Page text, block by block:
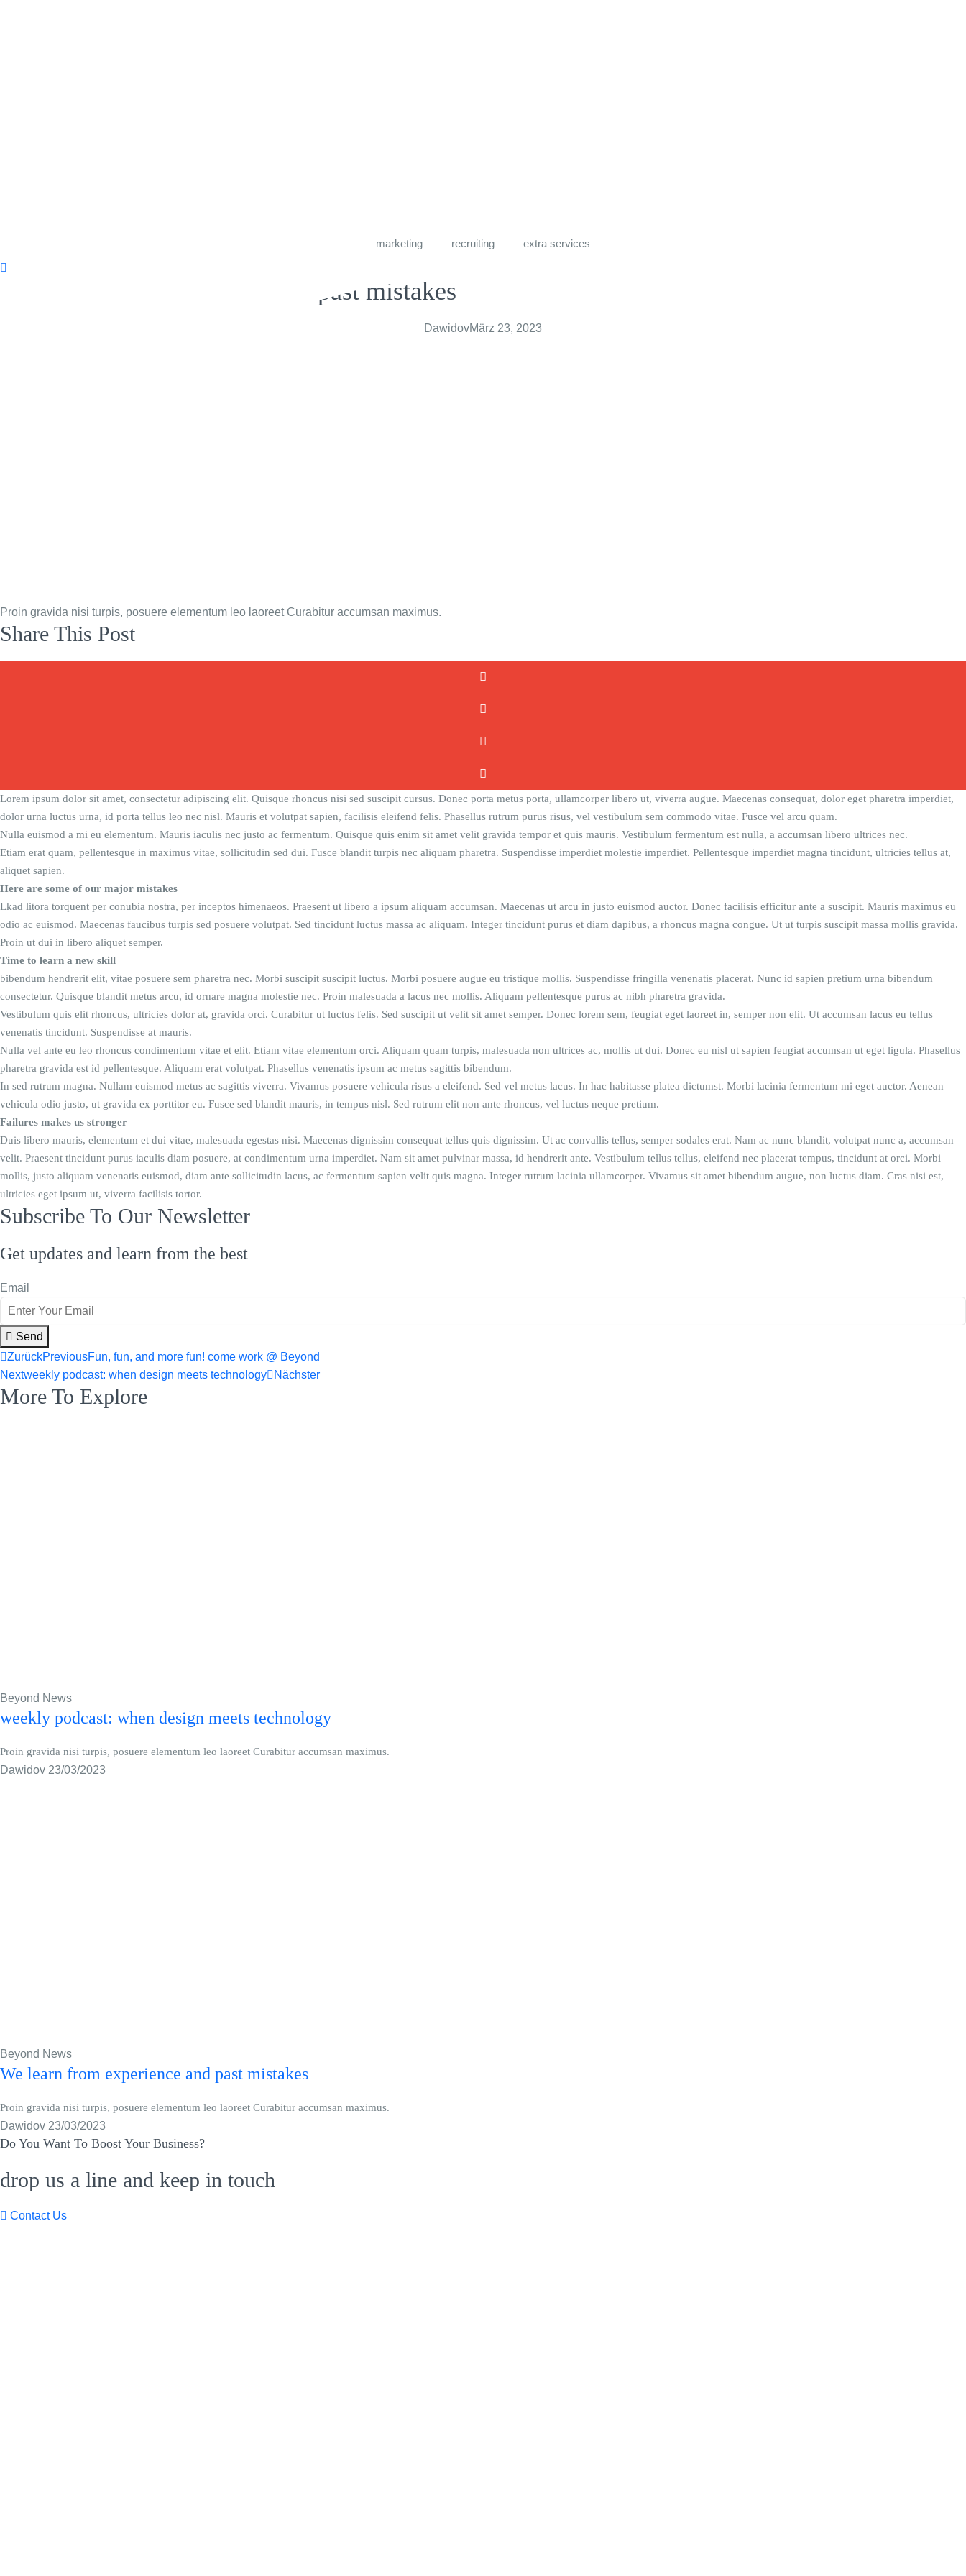
marketing recruiting extra services
We learn from experience and past mistakes
DawidovMärz 23, 2023
Proin gravida nisi turpis, posuere elementum leo laoreet Curabitur accumsan maximus.
Share This Post
Lorem ipsum dolor sit amet, consectetur adipiscing elit. Quisque rhoncus nisi sed suscipit cursus. Donec porta metus porta, ullamcorper libero ut, viverra augue. Maecenas consequat, dolor eget pharetra imperdiet,
dolor urna luctus urna, id porta tellus leo nec nisl. Mauris et volutpat sapien, facilisis eleifend felis. Phasellus rutrum purus risus, vel vestibulum sem commodo vitae. Fusce vel arcu quam.
Nulla euismod a mi eu elementum. Mauris iaculis nec justo ac fermentum. Quisque quis enim sit amet velit gravida tempor et quis mauris. Vestibulum fermentum est nulla, a accumsan libero ultrices nec.
Etiam erat quam, pellentesque in maximus vitae, sollicitudin sed dui. Fusce blandit turpis nec aliquam pharetra. Suspendisse imperdiet molestie imperdiet. Pellentesque imperdiet magna tincidunt, ultricies tellus at,
aliquet sapien.
Here are some of our major mistakes
Lkad litora torquent per conubia nostra, per inceptos himenaeos. Praesent ut libero a ipsum aliquam accumsan. Maecenas ut arcu in justo euismod auctor. Donec facilisis efficitur ante a suscipit. Mauris maximus eu
odio ac euismod. Maecenas faucibus turpis sed posuere volutpat. Sed tincidunt luctus massa ac aliquam. Integer tincidunt purus et diam dapibus, a rhoncus magna congue. Ut ut turpis suscipit massa mollis gravida.
Proin ut dui in libero aliquet semper.
Time to learn a new skill
bibendum hendrerit elit, vitae posuere sem pharetra nec. Morbi suscipit suscipit luctus. Morbi posuere augue eu tristique mollis. Suspendisse fringilla venenatis placerat. Nunc id sapien pretium urna bibendum
consectetur. Quisque blandit metus arcu, id ornare magna molestie nec. Proin malesuada a lacus nec mollis. Aliquam pellentesque purus ac nibh pharetra gravida.
Vestibulum quis elit rhoncus, ultricies dolor at, gravida orci. Curabitur ut luctus felis. Sed suscipit ut velit sit amet semper. Donec lorem sem, feugiat eget laoreet in, semper non elit. Ut accumsan lacus eu tellus
venenatis tincidunt. Suspendisse at mauris.
Nulla vel ante eu leo rhoncus condimentum vitae et elit. Etiam vitae elementum orci. Aliquam quam turpis, malesuada non ultrices ac, mollis ut dui. Donec eu nisl ut sapien feugiat accumsan ut eget ligula. Phasellus
pharetra gravida est id pellentesque. Aliquam erat volutpat. Phasellus venenatis ipsum ac metus sagittis bibendum.
In sed rutrum magna. Nullam euismod metus ac sagittis viverra. Vivamus posuere vehicula risus a eleifend. Sed vel metus lacus. In hac habitasse platea dictumst. Morbi lacinia fermentum mi eget auctor. Aenean
vehicula odio justo, ut gravida ex porttitor eu. Fusce sed blandit mauris, in tempus nisl. Sed rutrum elit non ante rhoncus, vel luctus neque pretium.
Failures makes us stronger
Duis libero mauris, elementum et dui vitae, malesuada egestas nisi. Maecenas dignissim consequat tellus quis dignissim. Ut ac convallis tellus, semper sodales erat. Nam ac nunc blandit, volutpat nunc a, accumsan
velit. Praesent tincidunt purus iaculis diam posuere, at condimentum urna imperdiet. Nam sit amet pulvinar massa, id hendrerit ante. Vestibulum tellus tellus, eleifend nec placerat tempus, tincidunt at orci. Morbi
mollis, justo aliquam venenatis euismod, diam ante sollicitudin lacus, ac fermentum sapien velit quis magna. Integer rutrum lacinia ullamcorper. Vivamus sit amet bibendum augue, non luctus diam. Cras nisi est,
ultricies eget ipsum ut, viverra facilisis tortor.
Subscribe To Our Newsletter
Get updates and learn from the best
Email
Send
ZurückPreviousFun, fun, and more fun! come work @ Beyond
Nextweekly podcast: when design meets technology Nächster
More To Explore
Beyond News
weekly podcast: when design meets technology
Proin gravida nisi turpis, posuere elementum leo laoreet Curabitur accumsan maximus.
Dawidov 23/03/2023
Beyond News
We learn from experience and past mistakes
Proin gravida nisi turpis, posuere elementum leo laoreet Curabitur accumsan maximus.
Dawidov 23/03/2023
Do You Want To Boost Your Business?
drop us a line and keep in touch
Contact Us